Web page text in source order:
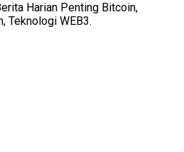
Harian Penting Bitcoin,
Teknologi WEB3.